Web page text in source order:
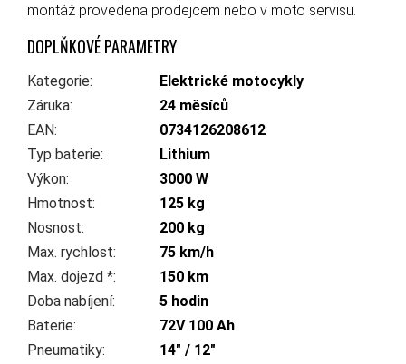
montáž provedena prodejcem nebo v moto servisu.
DOPLŇKOVÉ PARAMETRY
Kategorie:
Elektrické motocykly
Záruka:
24 měsíců
EAN:
0734126208612
Typ baterie:
Lithium
Výkon:
3000 W
Hmotnost:
125 kg
Nosnost:
200 kg
Max. rychlost:
75 km/h
Max. dojezd *:
150 km
Doba nabíjení:
5 hodin
Baterie:
72V 100 Ah
Pneumatiky:
14" / 12"